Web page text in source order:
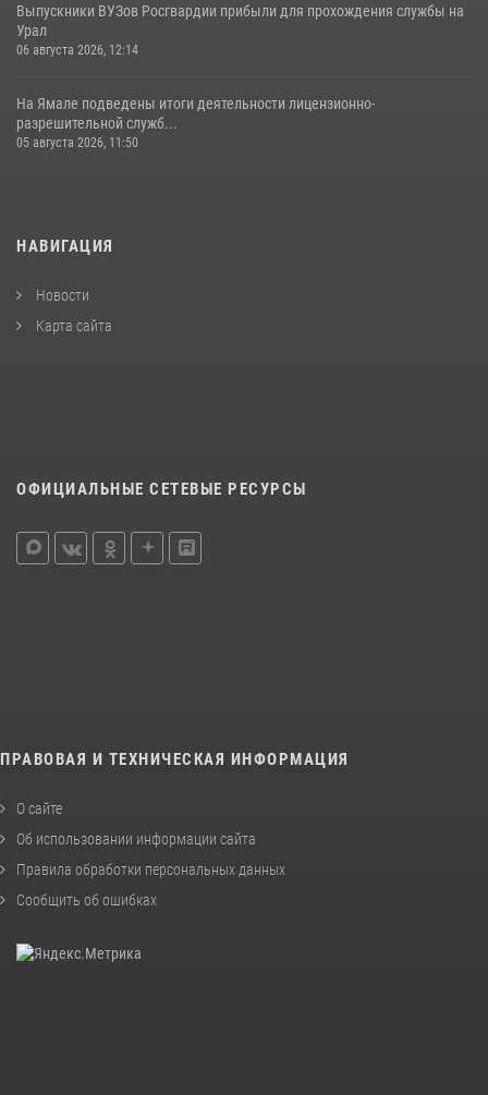
Выпускники ВУЗов Росгвардии прибыли для прохождения службы на
Урал
06 августа 2026, 12:14
На Ямале подведены итоги деятельности лицензионно-
разрешительной служб...
05 августа 2026, 11:50
НАВИГАЦИЯ
Новости
Карта сайта
ОФИЦИАЛЬНЫЕ СЕТЕВЫЕ РЕСУРСЫ
ПРАВОВАЯ И ТЕХНИЧЕСКАЯ ИНФОРМАЦИЯ
О сайте
Об использовании информации сайта
Правила обработки персональных данных
Сообщить об ошибках